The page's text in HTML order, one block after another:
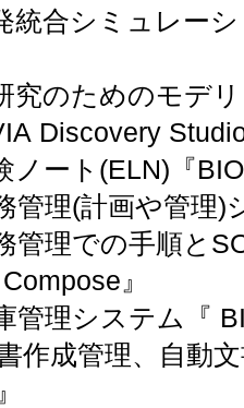
統合シミュレー
究のためのモデ
Discovery
ノート(ELN)『
管理(計画や管理)
管理での手順と
』
管理システム『
作成管理、自動